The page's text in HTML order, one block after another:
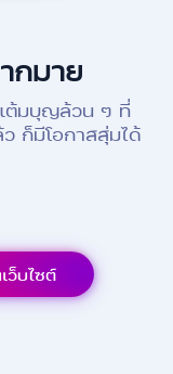
กมาย
ต้มบุญล้วน ๆ ที่
ก็มีโอกาสสุ่มได้
ว็บไซต์